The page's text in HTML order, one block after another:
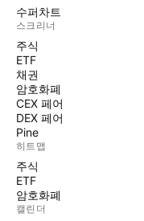
수퍼차트
스크리너
주식
ETF
채권
암호화폐
CEX 페어
DEX 페어
Pine
히트맵
주식
ETF
암호화폐
캘린더